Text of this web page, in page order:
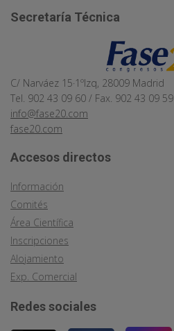
Secretaría Técnica
C/ Narváez 15·1ºIzq, 28009 Madrid
Tel. 902 43 09 60 / Fax. 902 43 09 59
info@fase20.com
fase20.com
Accesos directos
Información
Comités
Área Científica
Inscripciones
Alojamiento
Exp. Comercial
Redes sociales